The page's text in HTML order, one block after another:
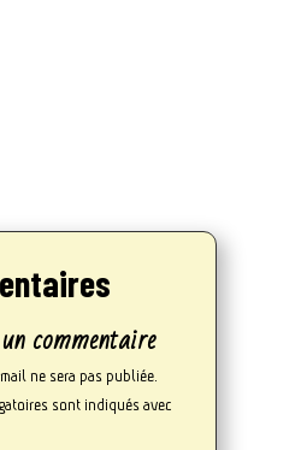
commentaire
ne sera pas publiée.
sont indiqués avec